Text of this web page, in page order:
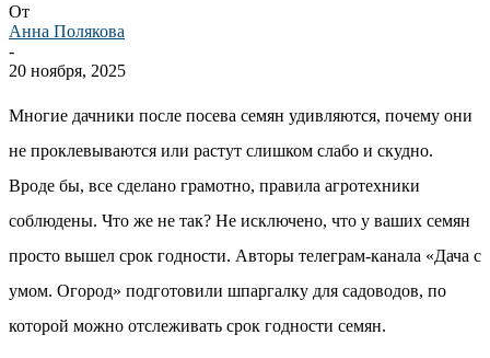
От
Анна Полякова
-
20 ноября, 2025
Многие дачники после посева семян удивляются, почему они
не проклевываются или растут слишком слабо и скудно.
Вроде бы, все сделано грамотно, правила агротехники
соблюдены. Что же не так? Не исключено, что у ваших семян
просто вышел срок годности. Авторы телеграм-канала «Дача с
умом. Огород» подготовили шпаргалку для садоводов, по
которой можно отслеживать срок годности семян.